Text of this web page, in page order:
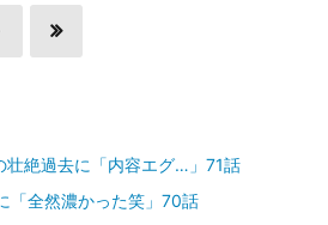
壮絶過去に「内容エグ…」71話
「全然濃かった笑」70話